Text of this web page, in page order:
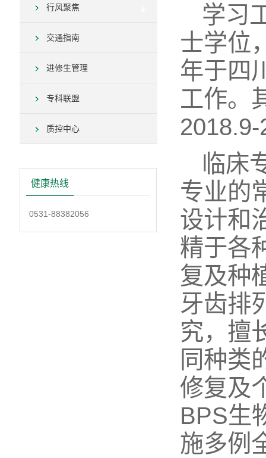
行风聚焦
交通指南
进修生管理
专科联盟
质控中心
健康热线
0531-88382056
学习
士学位
年于四
工作。
临床
专业的
设计和
精于各
复及种
牙齿排
究，擅
同种类
修复及
BPS生
施多例